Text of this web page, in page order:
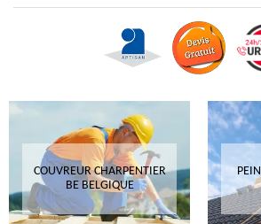
COUVREUR CHARPENTIER
BE BELGIQUE